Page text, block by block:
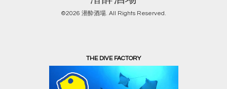
©2026 潜酔酒場. All Rights Reserved.
THE DIVE FACTORY